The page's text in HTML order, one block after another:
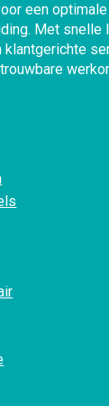
een
Met snelle
klantgerichte